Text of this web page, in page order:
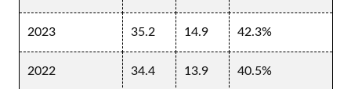
2023 35.2 14.9 42.3%
2022 34.4 13.9 40.5%